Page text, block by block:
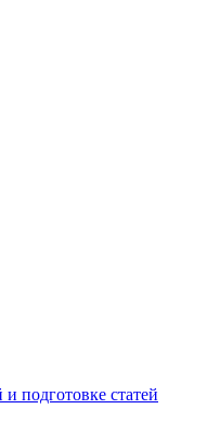
подготовке статей